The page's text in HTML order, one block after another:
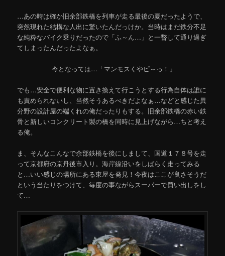
…あの時は確か旧余部鉄橋を列車が走る最後の夏だったようで、
突然現れた結構な人出に驚いたんだっけか。当時はまだ鉄分不足
な純粋なバイク乗りだったので「ふ～ん…」と一瞥して通り過ぎ
てしまったんだったよなぁ。
今となっては…「マンモスくやピ～っ！」
でも…安全で便利な物に置き換えて行こうとする行為自体は誰に
も責められないし、当然そうあるべきだよなぁ…などと感じた異
分野の設計屋の端くれの俺だったりもする。旧余部鉄橋の赤い鉄
骨と新しいコンクリート製の橋を同時に見上げながら…ちと考え
る俺。
ま、そんなこんなで余部鉄橋を後にしまして、国道１７８号を走
って京都府の京丹後市入り。海岸線沿いをしばらく走ってみる
と…いい感じの場所にある東屋を発見！今夜はここが良さそうだ
という当たりをつけて、毎度の事ながらスーパーで買い出しをし
て…